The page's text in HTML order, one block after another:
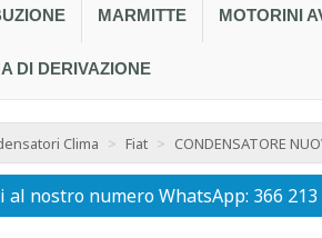
MARMITTE MOTORINI
DI DERIVAZIONE
Clima > Fiat > CONDENSATORE
al nostro numero WhatsApp: 366 213